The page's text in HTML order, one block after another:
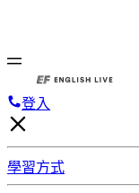
登入
學習方式